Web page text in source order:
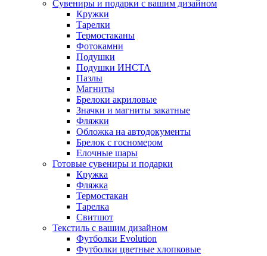
Сувениры и подарки с вашим дизайном
Кружки
Тарелки
Термостаканы
Фотокамни
Подушки
Подушки ИНСТА
Пазлы
Магниты
Брелоки акриловые
Значки и магниты закатные
Фляжки
Обложка на автодокументы
Брелок с госномером
Елочные шары
Готовые сувениры и подарки
Кружка
Фляжка
Термостакан
Тарелка
Свитшот
Текстиль с вашим дизайном
Футболки Evolution
Футболки цветные хлопковые